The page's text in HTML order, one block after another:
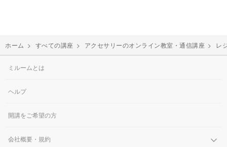
ホーム > すべての講座 > アクセサリーのオンライン教室・通信講座 > レ
ミルームとは
ヘルプ
開講をご希望の方
会社概要・規約